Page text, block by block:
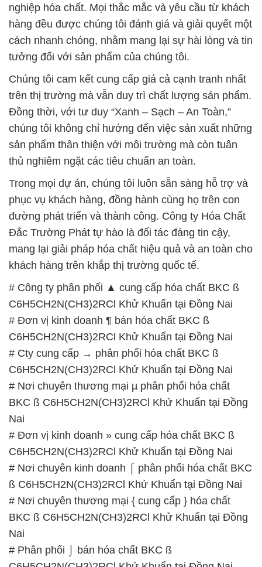
Chúng tôi cam kết cung cấp giá cả cạnh tranh nhất
trên thị trường mà vẫn duy trì chất lượng sản phẩm.
Đồng thời, với tư duy “Xanh – Sạch – An Toàn,”
chúng tôi không chỉ hướng đến việc sản xuất những
sản phẩm thân thiện với môi trường mà còn tuân
thủ nghiêm ngặt các tiêu chuẩn an toàn.
Trong mọi dự án, chúng tôi luôn sẵn sàng hỗ trợ và
phục vụ khách hàng, đồng hành cùng họ trên con
đường phát triển và thành công. Công ty Hóa Chất
Đắc Trường Phát tự hào là đối tác đáng tin cậy,
mang lại giải pháp hóa chất hiệu quả và an toàn cho
khách hàng trên khắp thị trường quốc tế.
# Công ty phân phối ▲ cung cấp hóa chất BKC ß
C6H5CH2N(CH3)2RCl Khử Khuẩn tại Đồng Nai
# Đơn vị kinh doanh ¶ bán hóa chất BKC ß
C6H5CH2N(CH3)2RCl Khử Khuẩn tại Đồng Nai
# Cty cung cấp → phân phối hóa chất BKC ß
C6H5CH2N(CH3)2RCl Khử Khuẩn tại Đồng Nai
# Nơi chuyên thương mại µ phân phối hóa chất
BKC ß C6H5CH2N(CH3)2RCl Khử Khuẩn tại Đồng
Nai
# Đơn vị kinh doanh » cung cấp hóa chất BKC ß
C6H5CH2N(CH3)2RCl Khử Khuẩn tại Đồng Nai
# Nơi chuyên kinh doanh ⌠ phân phối hóa chất BKC
ß C6H5CH2N(CH3)2RCl Khử Khuẩn tại Đồng Nai
# Nơi chuyên thương mại { cung cấp } hóa chất
BKC ß C6H5CH2N(CH3)2RCl Khử Khuẩn tại Đồng
Nai
# Phân phối ⌡ bán hóa chất BKC ß
C6H5CH2N(CH3)2RCl Khử Khuẩn tại Đồng Nai
# Công ty bán √ cung ứng hóa chất BKC ß
C6H5CH2N(CH3)2RCl Khử Khuẩn tại Đồng Nai
# Đơn vị cung cấp ⌡ thương mại hóa chất BKC ß
C6H5CH2N(CH3)2RCl Khử Khuẩn tại Đồng Nai